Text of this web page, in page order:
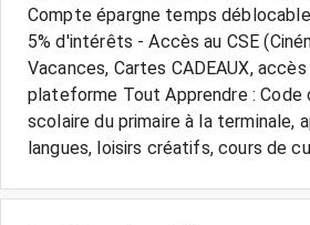
Compte épargne temps
5% d'intérêts - Accès au CSE
Vacances, Cartes CADEAUX,
plateforme Tout Apprendre : Code
scolaire du primaire à la terminale,
langues, loisirs créatifs, cours de